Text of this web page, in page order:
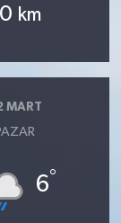
km
MART
6°